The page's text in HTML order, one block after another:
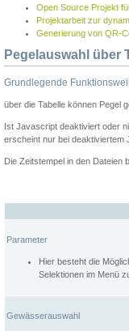
Open Source Projekt
Projektarbeit zur
Generierung von QR-
Pegelauswahl über
Grundlegende
über die Tabelle können Pegel
Ist Javascript deaktiviert oder
erscheint nur bei deaktiviertem
Die Zeitstempel in den Dateien
Parameter
Hier besteht die
Selektionen im Menü
Gewässerauswahl